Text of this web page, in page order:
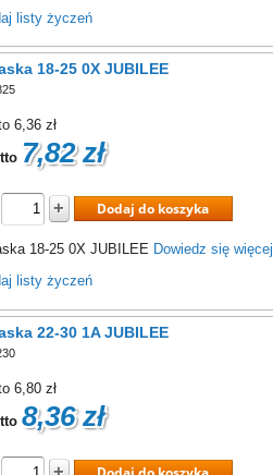
listy życzeń
18-25 0X JUBILEE
6,36 zł
7,82 zł
+ Dodaj do koszyka
18-25 0X JUBILEE Dowiedz się więcej
listy życzeń
22-30 1A JUBILEE
6,80 zł
8,36 zł